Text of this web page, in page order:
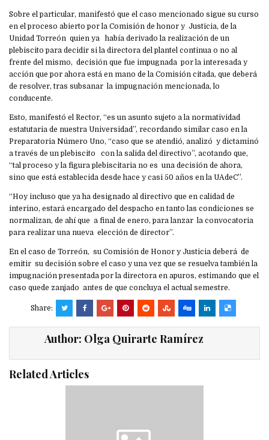
Sobre el particular, manifestó que el caso mencionado sigue su curso
en el proceso abierto por la Comisión de honor y Justicia, de la
Unidad Torreón quien ya había derivado la realización de un
plebiscito para decidir si la directora del plantel continua o no al
frente del mismo, decisión que fue impugnada por la interesada y
acción que por ahora está en mano de la Comisión citada, que deberá
de resolver, tras subsanar la impugnación mencionada, lo
conducente.
Esto, manifestó el Rector, “es un asunto sujeto a la normatividad
estatutaria de nuestra Universidad”, recordando similar caso en la
Preparatoria Número Uno, “caso que se atendió, analizó y dictaminó
a través de un plebiscito con la salida del directivo”, acotando que,
“tal proceso y la figura plebiscitaria no es una decisión de ahora,
sino que está establecida desde hace y casi 50 años en la UAdeC”.
“Hoy incluso que ya ha designado al directivo que en calidad de
interino, estará encargado del despacho en tanto las condiciones se
normalizan, de ahí que a final de enero, para lanzar la convocatoria
para realizar una nueva elección de director”.
En el caso de Torreón, su Comisión de Honor y Justicia deberá de
emitir su decisión sobre el caso y una vez que se resuelva también la
impugnación presentada por la directora en apuros, estimando que el
caso quede zanjado antes de que concluya el actual semestre.
Share:
Author: Olga Quirarte Ramírez
Related Articles